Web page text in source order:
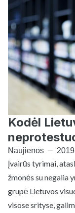
Kodėl
Naujienos
Įvairūs tyrimai,
žmonės su negalia
grupė Lietuvos
visose srityse,